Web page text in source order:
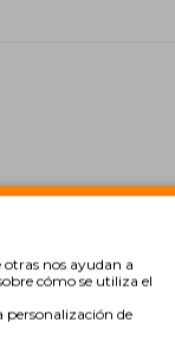
otras nos ayudan a
cómo se utiliza el
personalización de